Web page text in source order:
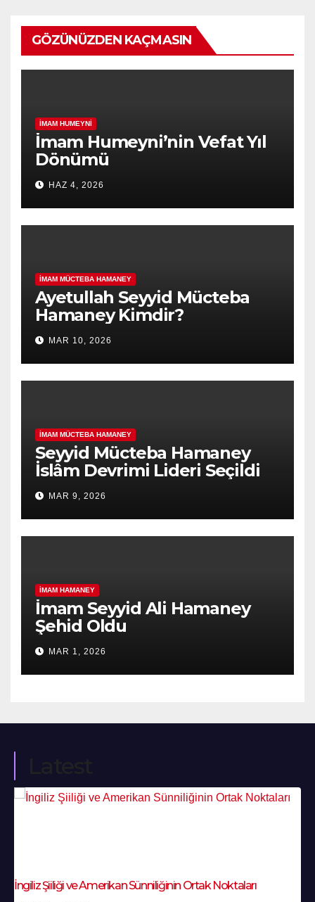
GÖZÜNÜZDEN KAÇMASIN
İMAM HUMEYNI
İmam Humeyni’nin Vefat Yıl
Dönümü
HAZ 4, 2026
İMAM MÜCTEBA HAMANEY
Ayetullah Seyyid Mücteba
Hamaney Kimdir?
MAR 10, 2026
İMAM MÜCTEBA HAMANEY
Seyyid Mücteba Hamaney
İslâm Devrimi Lideri Seçildi
MAR 9, 2026
İMAM HAMANEY
İmam Seyyid Ali Hamaney
Şehid Oldu
MAR 1, 2026
İngiliz Şiiliği ve Amerikan Sünniliğinin Ortak Noktaları